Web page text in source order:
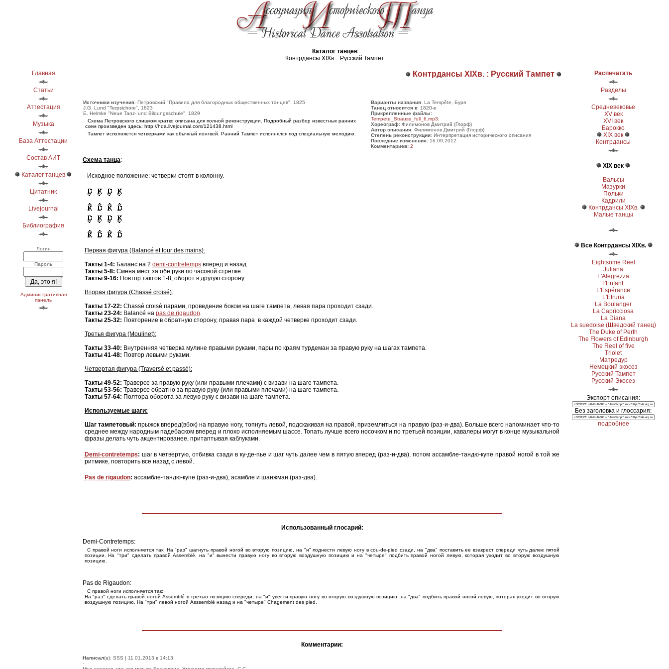
Каталог танцев
Контрдансы ХІХв. : Русский Тампет
Главная
Статьи
Аттестация
Музыка
База Аттестации
Состав АИТ
Каталог танцев
Цитатник
Livejournal
Библиография
Логин
Пароль
Административная
панель
Контрдансы ХІХв. : Русский Тампет
Источники изучения: Петровский "Правила для благородных общественных танцев", 1825
J.G. Lund "Terpsichore", 1823
E. Helmke "Neue Tanz- und Bildungsschule", 1829
Схема Петровского слишком кратко описана для полной реконструкции. Подробный разбор известных ранних
схем произведен здесь: http://hda.livejournal.com/121438.html
Тампет исполняется четверками как обычный лонгвей. Ранний Тампет исполнялся под специальную мелодию.
Варианты названия: La Tempête, Буря
Танец относится к: 1820-е
Прикрепленные файлы:
Tempete_Strauss_full_6.mp3;
Хореограф: Филимонов Дмитрий (Глорф)
Автор описания: Филимонов Дмитрий (Глорф)
Степень реконструкции: Интерпретация исторического описания
Последние изменения: 16.09.2012
Комментариев: 2
Схема танца:
Исходное положение: четверки стоят в колонну.
Первая фигура (Balancé et tour des mains):
Такты 1-4: Баланс на 2 demi-contretempsвперед и назад.
Такты 5-8: Смена мест за обе руки по часовой стрелке.
Такты 9-16: Повтор тактов 1-8, оборот в другую сторону.
Вторая фигура (Chassé croisé):
Такты 17-22: Chassé croisé парами, проведение боком на шаге тампета, левая пара проходит сзади.
Такты 23-24: Balancé на pas de rigaudon.
Такты 25-32: Повторение в обратную сторону, правая пара в каждой четверке проходит сзади.
Третья фигура (Moulinet):
Такты 33-40: Внутренняя четверка мулине правыми руками, пары по краям турдеман за правую руку на шагах тампета.
Такты 41-48: Повтор левыми руками.
Четвертая фигура (Traversé et passé):
Такты 49-52: Траверсе за правую руку (или правыми плечами) с визави на шаге тампета.
Такты 53-56: Траверсе обратно за правую руку (или правыми плечами) на шаге тампета.
Такты 57-64: Полтора оборота за левую руку с визави на шаге тампета.
Используемые шаги:
Шаг тампетовый: прыжок вперед(вбок) на правую ногу, топнуть левой, подскакивая на правой, приземлиться на правую (раз-и-два). Больше всего напоминает что-то
среднее между народным падебаском вперед и плохо исполняемым шассе. Топать лучше всего носочком и по третьей позиции, кавалеры могут в конце музыкальной
фразы делать чуть акцентированее, притаптывая каблуками.
Demi-contretemps: шаг в четвертую, отбивка сзади в ку-де-пье и шаг чуть далее чем в пятую вперед (раз-и-два), потом ассамбле-тандю-купе правой ногой в той же
ритмике, повторить все назад с левой.
Pas de rigaudon: ассамбле-тандю-купе (раз-и-два), асамбле и шанжман (раз-два).
Использованный глосарий:
Demi-Contretemps:
С правой ноги исполняется так: На "раз" шагнуть правой ногой во вторую позицию, на "и" поднести левую ногу в cou-de-pied сзади, на "два" поставить ее взакрест спереди чуть далее пятой
позиции. На "три" сделать правой Assemblé, на "и" вынести правую ногу во вторую воздушную позицию и на "четыре" подбить правой ногой левую, которая уходит во вторую воздушную
позицию.
Pas de Rigaudon:
С правой ноги исполняется так:
На "раз" сделать правой ногой Assemblé в третью позицию спереди, на "и" увести правую ногу во вторую воздушную позицию, на "два" подбить правой ногой левую, которая уходит во вторую
воздушную позицию. На "три" левой ногой Asssemblé назад и на "четыре" Chagement des pied.
Комментарии:
Написал(а): SSS | 11.01.2013 в 14:13
-
Распечатать
Разделы
Средневековье
XV век
XVI век
Барокко
XIX век
Контрдансы
XIX век
Вальсы
Мазурки
Польки
Кадрили
Контрдансы ХІХв.
Малые танцы
Все Контрдансы ХІХв.
Eightsome Reel
Juliana
L'Alegrezza
l'Enfant
L'Espérance
L'Etruria
La Boulanger
La Capricciosa
La Diana
La suedoise (Шведский танец)
The Duke of Perth
The Flowers of Edinburgh
The Reel of five
Triolet
Матредур
Немецкий экосез
Русский Тампет
Русский Экосез
Экспорт описания:
Без заголовка и глоссария:
подробнее